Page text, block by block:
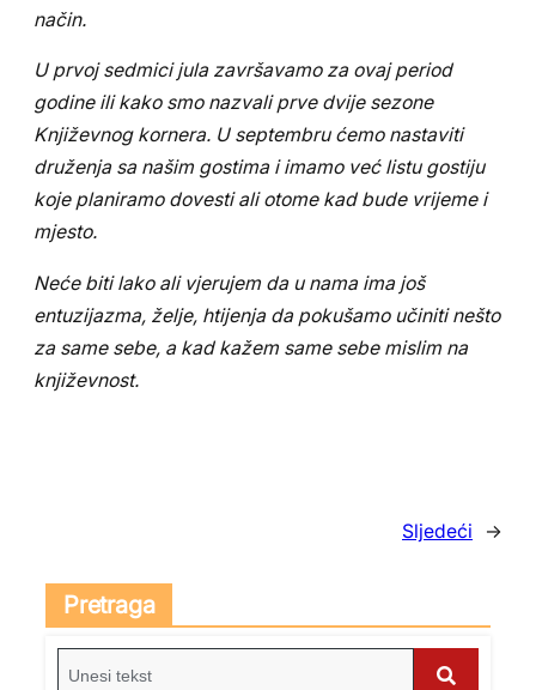
način.
U prvoj sedmici jula završavamo za ovaj period
godine ili kako smo nazvali prve dvije sezone
Književnog kornera. U septembru ćemo nastaviti
druženja sa našim gostima i imamo već listu gostiju
koje planiramo dovesti ali otome kad bude vrijeme i
mjesto.
Neće biti lako ali vjerujem da u nama ima još
entuzijazma, želje, htijenja da pokušamo učiniti nešto
za same sebe, a kad kažem same sebe mislim na
književnost.
Sljedeći →
Pretraga